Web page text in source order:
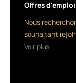
retail.
marque
Offres
Nous
souhaitant
Voir plus